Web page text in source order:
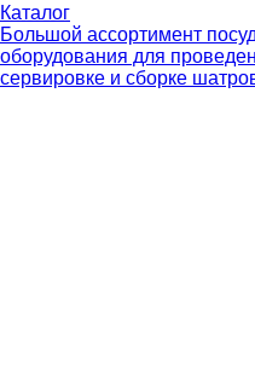
Каталог
Большой ассортимент
оборудования для
сервировке и сборке